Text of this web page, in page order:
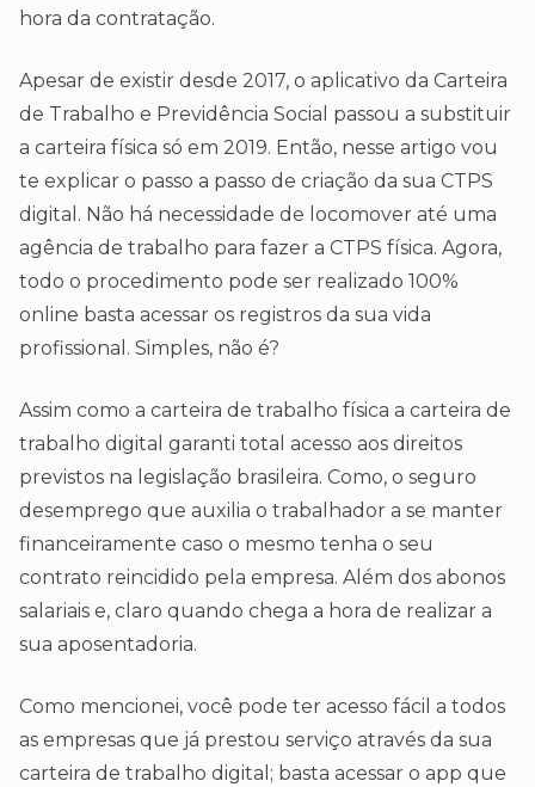
hora da contratação.
Apesar de existir desde 2017, o aplicativo da Carteira
de Trabalho e Previdência Social passou a substituir
a carteira física só em 2019. Então, nesse artigo vou
te explicar o passo a passo de criação da sua CTPS
digital. Não há necessidade de locomover até uma
agência de trabalho para fazer a CTPS física. Agora,
todo o procedimento pode ser realizado 100%
online basta acessar os registros da sua vida
profissional. Simples, não é?
Assim como a carteira de trabalho física a carteira de
trabalho digital garanti total acesso aos direitos
previstos na legislação brasileira. Como, o seguro
desemprego que auxilia o trabalhador a se manter
financeiramente caso o mesmo tenha o seu
contrato reincidido pela empresa. Além dos abonos
salariais e, claro quando chega a hora de realizar a
sua aposentadoria.
Como mencionei, você pode ter acesso fácil a todos
as empresas que já prestou serviço através da sua
carteira de trabalho digital; basta acessar o app que